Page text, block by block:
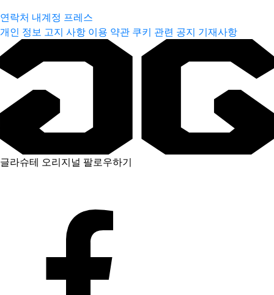
연락처 내계정 프레스
개인 정보 고지 사항 이용 약관 쿠키 관련 공지 기재사항
글라슈테 오리지널 팔로우하기